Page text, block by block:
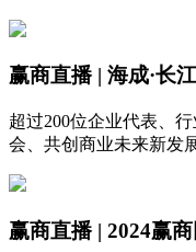
赢商直播 | 海成·长
超过200位企业代表、
会、共创商业未来新发
赢商直播 | 2024赢